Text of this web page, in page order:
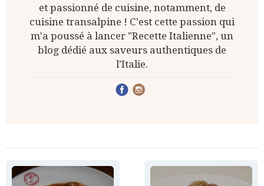
et passionné de cuisine, notamment, de
cuisine transalpine ! C'est cette passion qui
m'a poussé à lancer "Recette Italienne", un
blog dédié aux saveurs authentiques de
l'Italie.